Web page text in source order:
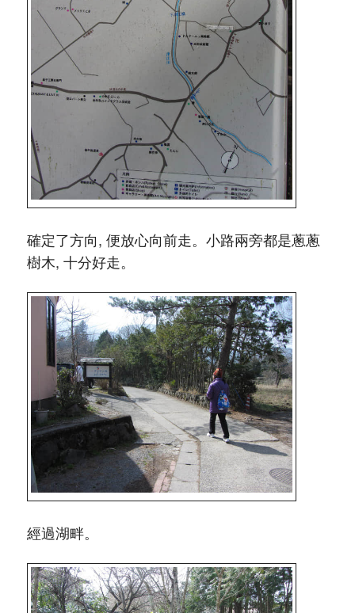
確定了方向, 便放心向前走。小路兩旁都是蔥蔥
樹木, 十分好走。
經過湖畔。